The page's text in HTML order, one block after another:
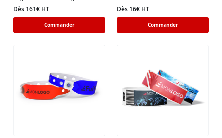
Impression CMJN avec blanc de
soutien.
Dès 161€ HT
Commander
dévidoir. Livraison express.
Dès 16€ HT
Commander